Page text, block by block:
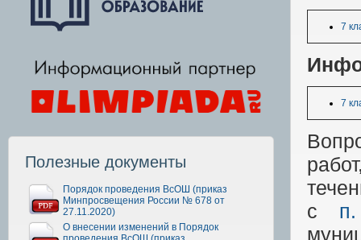
Полезные документы
Порядок проведения ВсОШ (приказ
Минпросвещения России № 678 от
27.11.2020)
О внесении изменений в Порядок
7
7
с